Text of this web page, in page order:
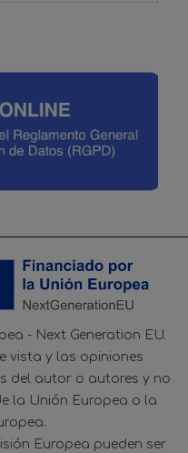
- Next Generation EU.
vista y las opiniones
del autor o autores y no
la Unión Europea o la
Europea pueden ser